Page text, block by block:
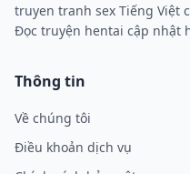
truyen tranh sex Tiếng Việt
Đọc truyện hentai cập nhật
Thông tin
Về chúng tôi
Điều khoản dịch vụ